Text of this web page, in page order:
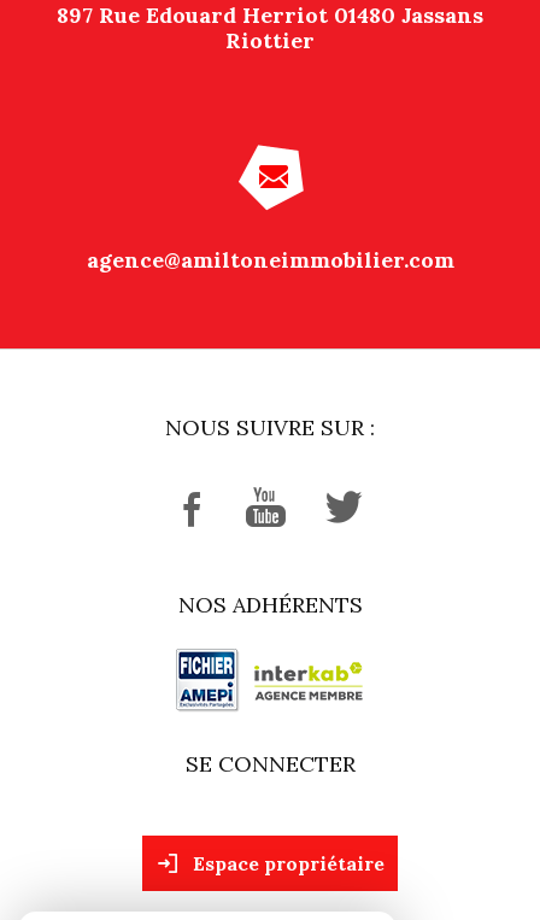
agence@amiltoneimmobilier.com
897 Rue Edouard Herriot 01480 Jassans
Riottier
NOUS SUIVRE SUR :
NOS ADHÉRENTS
SE CONNECTER
espace propriétaire